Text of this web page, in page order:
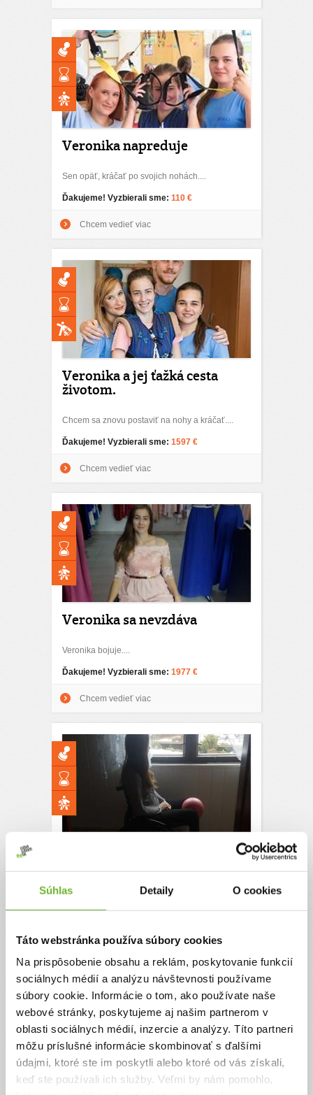
Súhlas Detaily O cookies
Táto webstránka používa súbory cookies
Na prispôsobenie obsahu a reklám, poskytovanie funkcií
sociálnych médií a analýzu návštevnosti používame
súbory cookie. Informácie o tom, ako používate naše
webové stránky, poskytujeme aj našim partnerom v
oblasti sociálnych médií, inzercie a analýzy. Títo partneri
môžu príslušné informácie skombinovať s ďalšími
údajmi, ktoré ste im poskytli alebo ktoré od vás získali,
keď ste používali ich služby. Veľmi by nám pomohlo,
Veronika napreduje
Sen opäť, kráčať po svojich nohách....
Ďakujeme! Vyzbierali sme: 110 €
Chcem vedieť viac
Veronika a jej ťažká cesta
životom.
Chcem sa znovu postaviť na nohy a kráčať....
Ďakujeme! Vyzbierali sme: 1597 €
Chcem vedieť viac
Veronika sa nevzdáva
Veronika bojuje....
Ďakujeme! Vyzbierali sme: 1977 €
Chcem vedieť viac
Načítať ďalšie...
Výzvy, ktoré som podporil(12)